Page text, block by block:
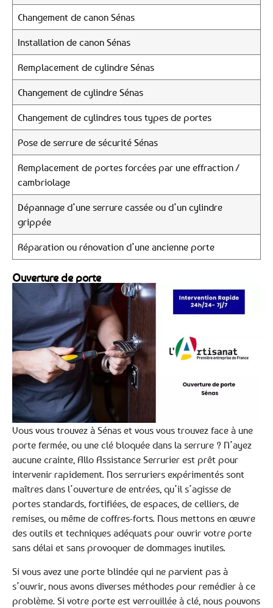
Changement de canon Sénas
Installation de canon Sénas
Remplacement de cylindre Sénas
Changement de cylindre Sénas
Changement de cylindres tous types de portes
Pose de serrure de sécurité Sénas
Remplacement de portes forcées par une effraction /
cambriolage
Dépannage d’une serrure cassée ou d’un cylindre
grippée
Réparation ou rénovation d’une ancienne porte
Ouverture de porte
Vous vous trouvez à Sénas et vous vous trouvez face à une
porte fermée, ou une clé bloquée dans la serrure ? N’ayez
aucune crainte, Allo Assistance Serrurier est prêt pour
intervenir rapidement. Nos serruriers expérimentés sont
maîtres dans l’ouverture de entrées, qu’il s’agisse de
portes standards, fortifiées, de espaces, de celliers, de
remises, ou même de coffres-forts. Nous mettons en œuvre
des outils et techniques adéquats pour ouvrir votre porte
sans délai et sans provoquer de dommages inutiles.
Si vous avez une porte blindée qui ne parvient pas à
s’ouvrir, nous avons diverses méthodes pour remédier à ce
problème. Si votre porte est verrouillée à clé, nous pouvons